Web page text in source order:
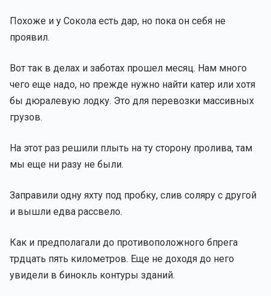
Похоже и у Сокола есть дар, но пока он себя не
проявил.
Вот так в делах и заботах прошел месяц. Нам много
чего еще надо, но прежде нужно найти катер или хотя
бы дюралевую лодку. Это для перевозки массивных
грузов.
На этот раз решили плыть на ту сторону пролива, там
мы еще ни разу не были.
Заправили одну яхту под пробку, слив соляру с другой
и вышли едва рассвело.
Как и предполагали до противоположного бпрега
трдцать пять километров. Еще не доходя до него
увидели в бинокль контуры зданий.